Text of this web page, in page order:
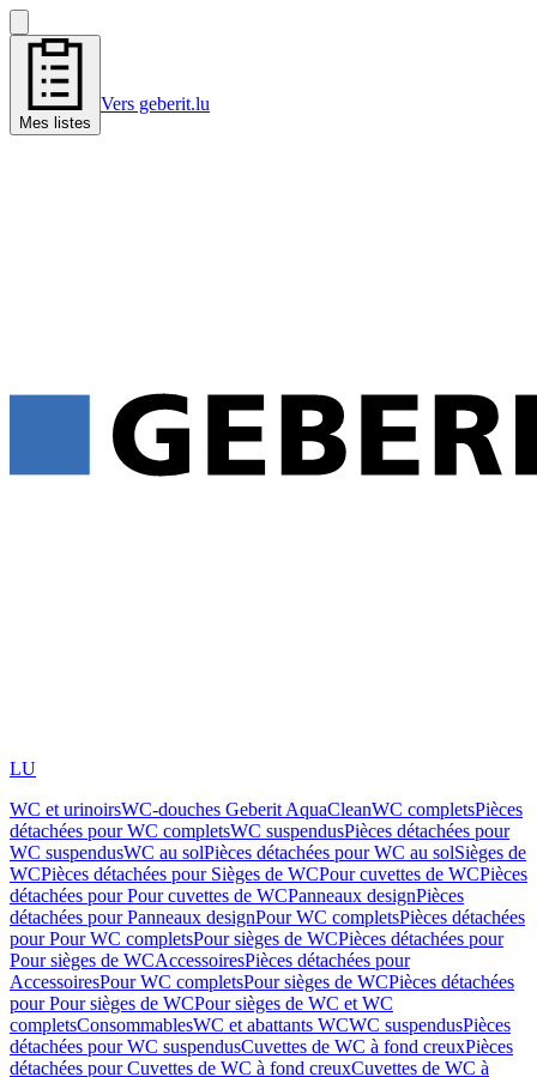
Mes listes
Vers geberit.lu
LU
WC et urinoirsWC-douches Geberit AquaCleanWC completsPièces
détachées pour WC completsWC suspendusPièces détachées pour
WC suspendusWC au solPièces détachées pour WC au solSièges de
WCPièces détachées pour Sièges de WCPour cuvettes de WCPièces
détachées pour Pour cuvettes de WCPanneaux designPièces
détachées pour Panneaux designPour WC completsPièces détachées
pour Pour WC completsPour sièges de WCPièces détachées pour
Pour sièges de WCAccessoiresPièces détachées pour
AccessoiresPour WC completsPour sièges de WCPièces détachées
pour Pour sièges de WCPour sièges de WC et WC
completsConsommablesWC et abattants WCWC suspendusPièces
détachées pour WC suspendusCuvettes de WC à fond creuxPièces
détachées pour Cuvettes de WC à fond creuxCuvettes de WC à